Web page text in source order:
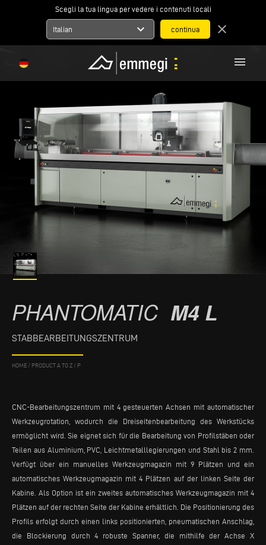
Scegli la tua lingua per vedere i contenuti locali
Italian expand_more close
menu
PHANTOMATIC M4 L
STABBEARBEITUNGSZENTRUM
HOME / PRODUCT A TO Z / P
CNC-Bearbeitungszentrum mit 4 gesteuerten Achsen mit automatischer
Werkzeugrotation, wodurch die Dreiseitenbearbeitung des Werkstücks
ermöglicht wird. Sie eignet sich für die Bearbeitung von Profilstäben oder
Teilen aus Aluminium, PVC, Leichtmetalllegierungen und Stahl bis 2 mm.
Verfügt über ein manuelles Werkzeugmagazin mit 9 Plätzen und ein
automatisches Werkzeugmagazin mit 4 Plätzen auf der linken Seite der
Kabine. Als Option ist ein zweites automatisches Werkzeugmagazin mit 4
Plätzen auf der rechten Seite der Kabine erhältlich. Die Positionierung des
Profils erfolgt durch einen links positionierten, pneumatischen Anschlag,
die Blockierung durch 4 robuste Spanner, die mithilfe der Achse X